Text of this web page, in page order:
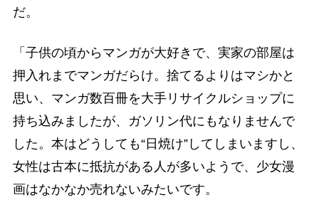
だ。
「子供の頃からマンガが大好きで、実家の部屋は
押入れまでマンガだらけ。捨てるよりはマシかと
思い、マンガ数百冊を大手リサイクルショップに
持ち込みましたが、ガソリン代にもなりませんで
した。本はどうしても“日焼け”してしまいますし、
女性は古本に抵抗がある人が多いようで、少女漫
画はなかなか売れないみたいです。